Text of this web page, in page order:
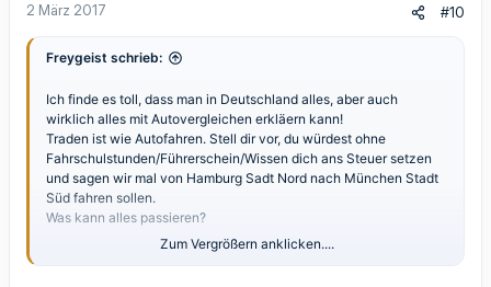
:
2 März 2017 #10
Freygeist schrieb:
Ich finde es toll, dass man in Deutschland alles, aber auch
wirklich alles mit Autovergleichen erkläern kann!
Traden ist wie Autofahren. Stell dir vor, du würdest ohne
Fahrschulstunden/Führerschein/Wissen dich ans Steuer setzen
und sagen wir mal von Hamburg Sadt Nord nach München Stadt
Süd fahren sollen.
Was kann alles passieren?
Stadt/Land/Autobahn/Schnellstraße?
Zum Vergrößern anklicken....